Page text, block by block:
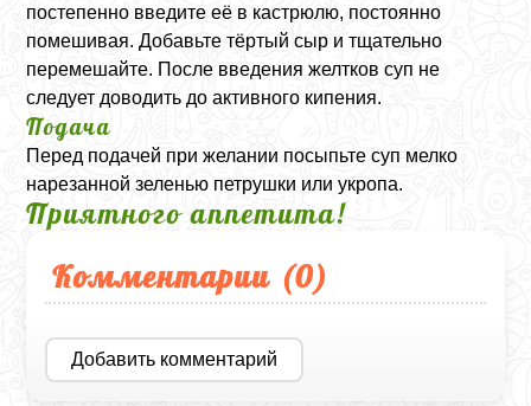
постепенно введите её в кастрюлю, постоянно
помешивая. Добавьте тёртый сыр и тщательно
перемешайте. После введения желтков суп не
следует доводить до активного кипения.
Подача
Перед подачей при желании посыпьте суп мелко
нарезанной зеленью петрушки или укропа.
Приятного аппетита!
Комментарии (0)
Добавить комментарий